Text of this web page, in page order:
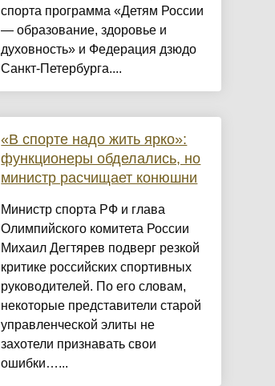
спорта программа «Детям России
— образование, здоровье и
духовность» и Федерация дзюдо
Санкт-Петербурга....
«В спорте надо жить ярко»:
функционеры обделались, но
министр расчищает конюшни
Министр спорта РФ и глава
Олимпийского комитета России
Михаил Дегтярев подверг резкой
критике российских спортивных
руководителей. По его словам,
некоторые представители старой
управленческой элиты не
захотели признавать свои
ошибки…...